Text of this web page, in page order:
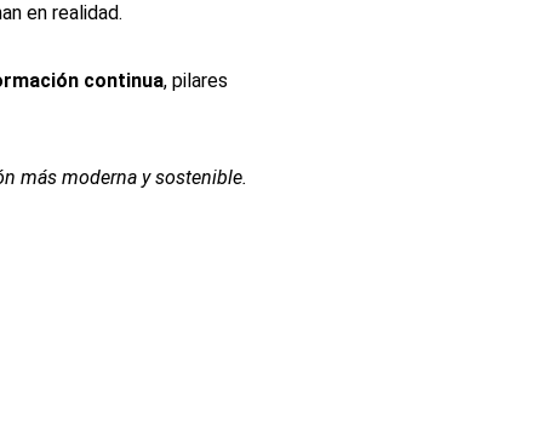
en realidad.
continua, pilares
más moderna y sostenible.